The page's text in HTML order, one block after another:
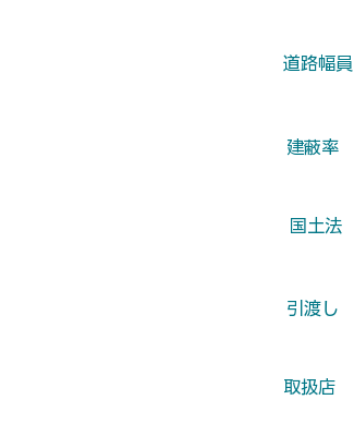
​道路幅員
​建蔽率
​国土法
​引渡し
​取扱店